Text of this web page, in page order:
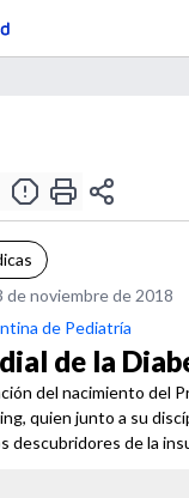
de noviembre de 2018
de Pediatría
de la
del nacimiento del
quien junto a su
descubridores de la